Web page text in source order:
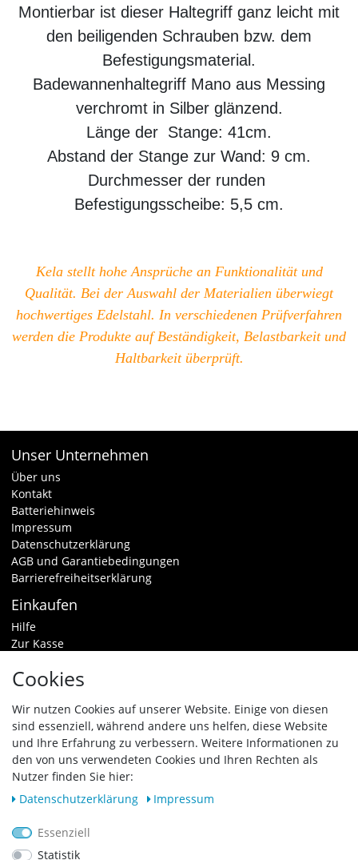
Montierbar ist dieser Haltegriff ganz leicht mit
den beiligenden Schrauben bzw. dem
Befestigungsmaterial.
Badewannenhaltegriff Mano aus Messing
verchromt in Silber glänzend.
Länge der Stange: 41cm.
Abstand der Stange zur Wand: 9 cm.
Durchmesser der runden
Befestigungsscheibe: 5,5 cm.
Kela stellt hohe Ansprüche an Funktionalität und
Qualität. Bei der Auswahl der Materialien überwiegt
hochwertiges Edelstahl. In verschiedenen Prüfverfahren
werden die Produkte auf Beständigkeit, Belastbarkeit und
Haltbarkeit überprüft.
Unser Unternehmen
Über uns
Kontakt
Batteriehinweis
Impressum
Datenschutzerklärung
AGB und Garantiebedingungen
Barrierefreiheitserklärung
Einkaufen
Hilfe
Zur Kasse
Zahlungsarten & Versand
Vertrag widerrufen
Zahlungsarten
Cookies
Wir nutzen Cookies auf unserer Website. Einige von diesen
sind essenziell, während andere uns helfen, diese Website
und Ihre Erfahrung zu verbessern. Weitere Informationen zu
den von uns verwendeten Cookies und Ihren Rechten als
Nutzer finden Sie hier:
Daten­schutz­erklärung
Impressum
Essenziell
Statistik